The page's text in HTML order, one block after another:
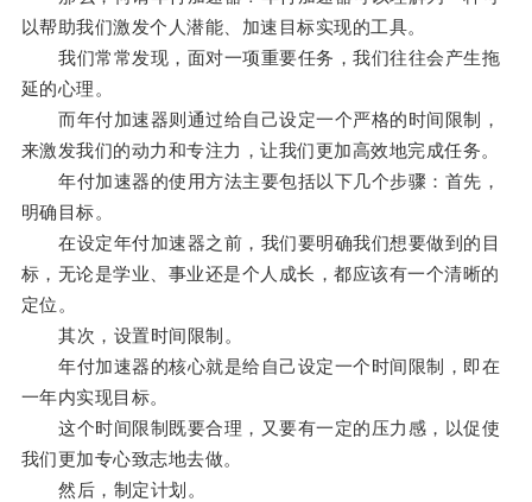
以帮助我们激发个人潜能、加速目标实现的工具。
我们常常发现，面对一项重要任务，我们往往会产生拖
延的心理。
而年付加速器则通过给自己设定一个严格的时间限制，
来激发我们的动力和专注力，让我们更加高效地完成任务。
年付加速器的使用方法主要包括以下几个步骤：首先，
明确目标。
在设定年付加速器之前，我们要明确我们想要做到的目
标，无论是学业、事业还是个人成长，都应该有一个清晰的
定位。
其次，设置时间限制。
年付加速器的核心就是给自己设定一个时间限制，即在
一年内实现目标。
这个时间限制既要合理，又要有一定的压力感，以促使
我们更加专心致志地去做。
然后，制定计划。